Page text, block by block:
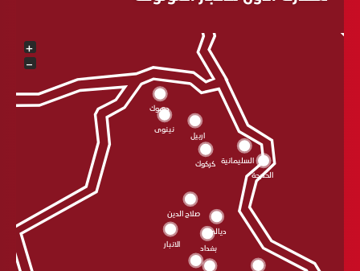
الحلبجة
السليمانية كركوك
اربيل
دهوك
نينوى
الانبار
بغداد
ديالى
صلاح الدين
+
−